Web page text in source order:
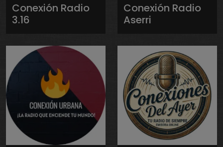
Conexión Radio
3.16
Conexión Radio
Aserri